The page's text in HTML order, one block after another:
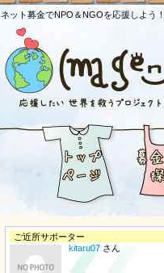
ネット募金でNPO＆NGOを応援しよ
ご近所サポーター
kitaru07さん